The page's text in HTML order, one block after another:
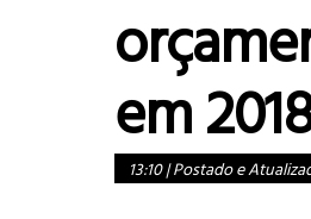
em
13:10|Postado e